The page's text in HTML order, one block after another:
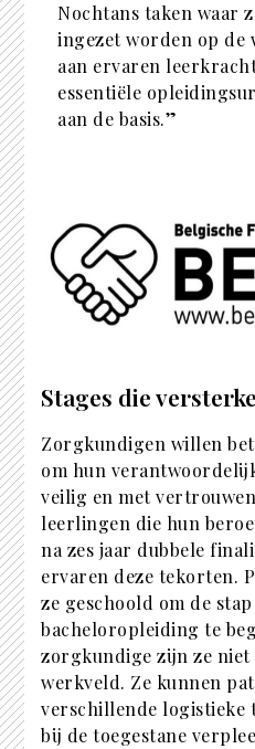
Nochtans taken waar
ingezet worden op
aan ervaren
essentiële
aan de basis.”
Stages die
Zorgkundigen willen
om hun
veilig en met
leerlingen die hun
na zes jaar dubbele
ervaren deze tekorten.
ze geschoold om de
bacheloropleiding te
zorgkundige zijn ze
werkveld. Ze kunnen
verschillende logistieke
bij de toegestane